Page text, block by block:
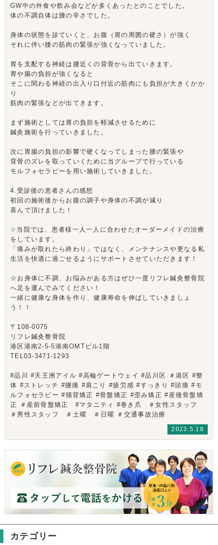
GW中の外食や飲み会などが多くあったとのことでした。
体の不調自体は腰の辛さでした。
身体の状態を診ていくと、お腹（胃の周囲の硬さ）が強く
それに伴い腰の筋肉の緊張が強くなっていました。
胃を支配する神経は腰近くの背骨から出ていきます。
胃や腸の負担が強くなると
そこに関わる神経の出入り口付近の筋肉にも負担が大きくかか
り
筋肉の緊張などが出てきます。
まず施術としては胃の負担を軽減させるために
鍼灸施術を行っていきました。
次に胃腸の負担の影響で硬くなってしまった腰の緊張や
背骨のズレを取っていくために当グループで行っている
モルフォセラピーを用い施術していきました。
4.受診後の患者さんの感想
初回の施術後からお腹の調子や身体の不調が減り
喜んで頂けました！
☆当院では、患者様一人一人に合わせたオーダーメイドの治療
をしています。
「痛みが取れたら終わり」ではなく、メンテナンスや更なる私
生活を快適に過ごせるようにサポートさせていただきます！
☆お身体に不調、お悩みがある方はぜひ一度リフレ鍼灸整骨院
へ足を運んでみてください！
一緒に健康な身体を作り、健康寿命を伸ばしていきましょ
う！！
〒108-0075
リフレ鍼灸整骨院
港区港南2-5-5港南OMTビル1階
TEL03-3471-1293
#品川 #天王洲アイル #高輪ゲートウェイ #品川区 ＃港区 #整
体 #ストレッチ #腰痛 #肩こり #疲労感 #すっきり #頭痛 #モ
ルフォセラピー #猫背矯正 #骨盤矯正 #歪み矯正 #産後骨盤矯
正 ＃産前骨盤矯正 #マタニティ #巻き爪 ＃女性スタッフ
＃男性スタッフ ＃土曜 ＃日曜 ＃交通事故治療
2023.5.18
カテゴリー